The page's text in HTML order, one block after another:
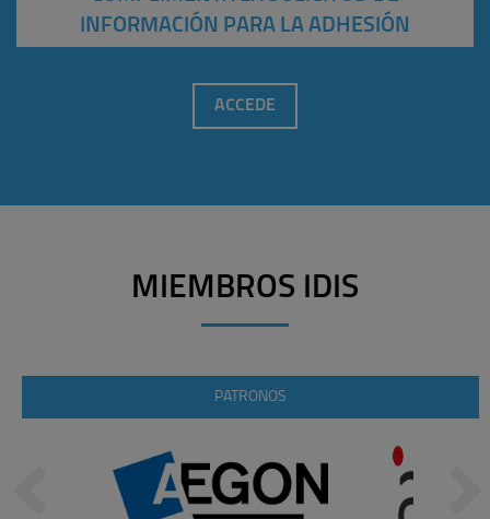
INFORMACIÓN PARA LA ADHESIÓN
ACCEDE
MIEMBROS IDIS
PATRONOS